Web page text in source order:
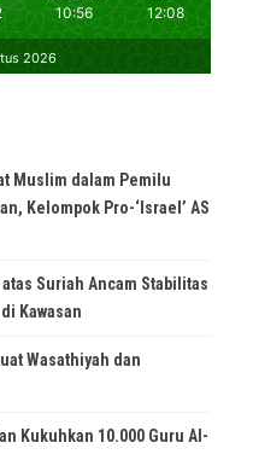
Muslim dalam Pemilu
Kelompok Pro-‘Israel’ AS
Suriah Ancam Stabilitas
Kawasan
Wasathiyah dan
Kukuhkan 10.000 Guru Al-